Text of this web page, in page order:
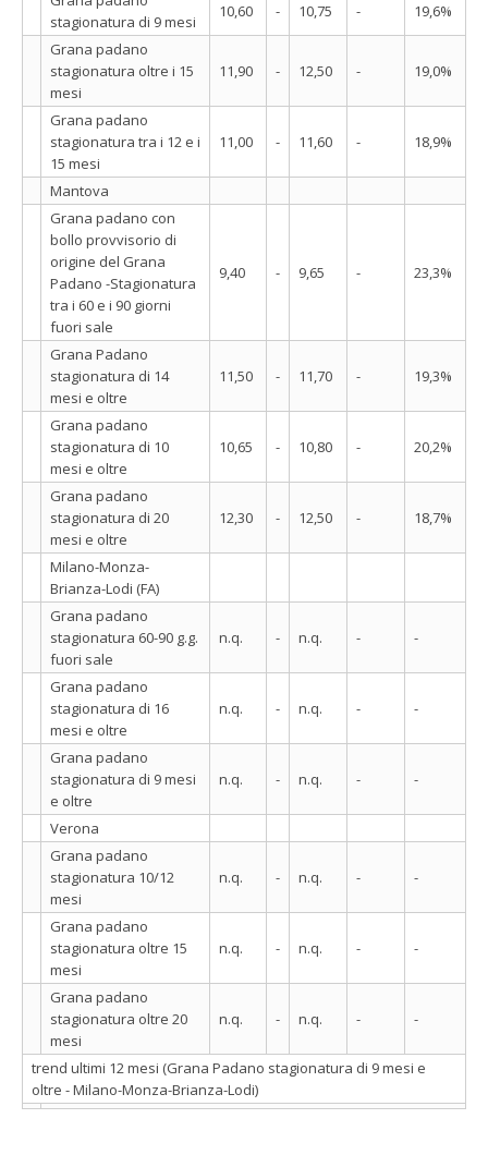
stagionatura di 9 mesi
10,60 - 10,75 -
19,6%
Grana padano
stagionatura oltre i 15
mesi
11,90 - 12,50 - 19,0%
Grana padano
stagionatura tra i 12 e i
15 mesi
11,00 - 11,60 - 18,9%
Mantova
Grana padano con
bollo provvisorio di
origine del Grana
Padano -Stagionatura
tra i 60 e i 90 giorni
fuori sale
9,40 - 9,65 - 23,3%
Grana Padano
stagionatura di 14
mesi e oltre
11,50 - 11,70 - 19,3%
Grana padano
stagionatura di 10
mesi e oltre
10,65 - 10,80 - 20,2%
Grana padano
stagionatura di 20
mesi e oltre
12,30 - 12,50 - 18,7%
Milano-Monza-
Brianza-Lodi (FA)
Grana padano
stagionatura 60-90 g.g.
fuori sale
n.q. - n.q. - -
Grana padano
stagionatura di 16
mesi e oltre
n.q. - n.q. - -
Grana padano
stagionatura di 9 mesi
e oltre
n.q. - n.q. - -
Verona
Grana padano
stagionatura 10/12
mesi
n.q. - n.q. - -
Grana padano
stagionatura oltre 15
mesi
n.q. - n.q. - -
Grana padano
stagionatura oltre 20
mesi
n.q. - n.q. - -
trend ultimi 12 mesi (Grana Padano stagionatura di 9 mesi e
oltre - Milano-Monza-Brianza-Lodi)